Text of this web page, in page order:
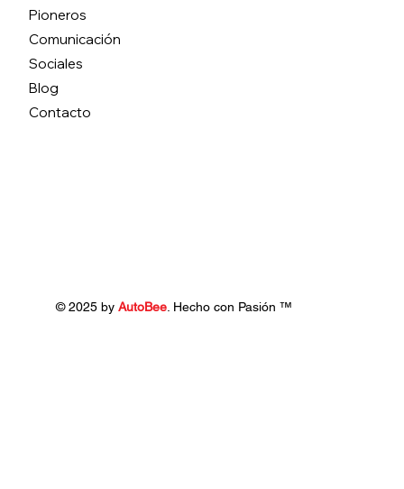
Pioneros
Comunicación
Sociales
Blog
Contacto
© 2025 byAutoBee. Hecho con Pasión ™